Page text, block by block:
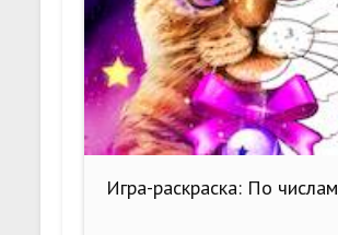
Игра-раскраска: По числам